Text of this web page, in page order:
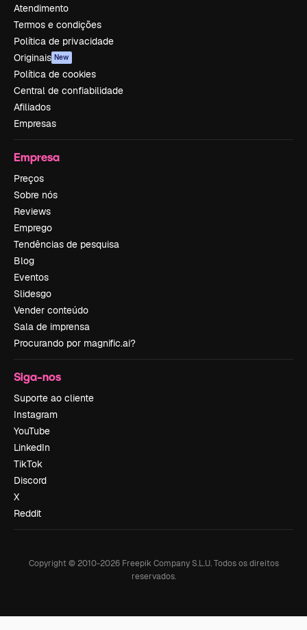
Atendimento
Termos e condições
Política de privacidade
Originais New
Política de cookies
Central de confiabilidade
Afiliados
Empresas
Empresa
Preços
Sobre nós
Reviews
Emprego
Tendências de pesquisa
Blog
Eventos
Slidesgo
Vender conteúdo
Sala de imprensa
Procurando por magnific.ai?
Siga-nos
Suporte ao cliente
Instagram
YouTube
LinkedIn
TikTok
Discord
X
Reddit
Copyright © 2010-2026Freepik Company S.L.U. Todos os direitos
reservados.